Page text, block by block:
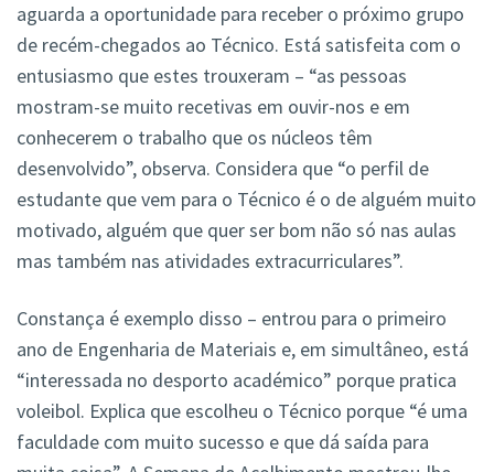
aguarda a oportunidade para receber o próximo grupo
de recém-chegados ao Técnico. Está satisfeita com o
entusiasmo que estes trouxeram – “as pessoas
mostram-se muito recetivas em ouvir-nos e em
conhecerem o trabalho que os núcleos têm
desenvolvido”, observa. Considera que “o perfil de
estudante que vem para o Técnico é o de alguém muito
motivado, alguém que quer ser bom não só nas aulas
mas também nas atividades extracurriculares”.
Constança é exemplo disso – entrou para o primeiro
ano de Engenharia de Materiais e, em simultâneo, está
“interessada no desporto académico” porque pratica
voleibol. Explica que escolheu o Técnico porque “é uma
faculdade com muito sucesso e que dá saída para